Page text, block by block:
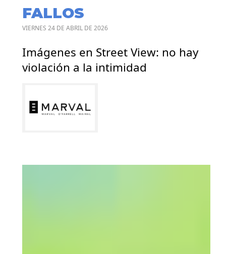
FALLOS
VIERNES 24 DE ABRIL DE 2026
Imágenes en Street View: no hay
violación a la intimidad